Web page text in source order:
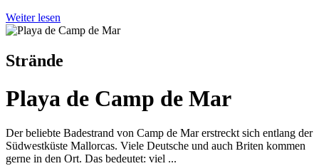
Weiter lesen
Strände
Playa de Camp de Mar
Der beliebte Badestrand von Camp de Mar erstreckt sich entlang der
Südwestküste Mallorcas. Viele Deutsche und auch Briten kommen
gerne in den Ort. Das bedeutet: viel ...